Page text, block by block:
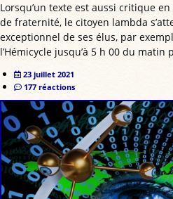
Lorsqu’un texte est aussi critique
de fraternité, le citoyen lambda
exceptionnel de ses élus, par
l’Hémicycle jusqu’à 5 h 00 du matin
23 juillet 2021
177 réactions